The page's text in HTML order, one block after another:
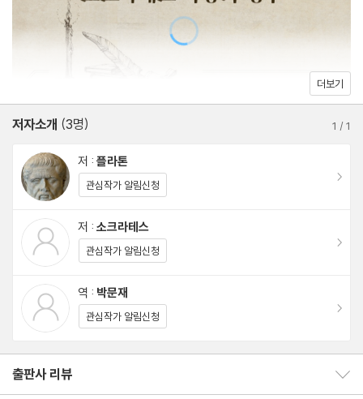
더보기
저자소개 (3명) 1 /1
저 : 플라톤
관심작가 알림신청
저 : 소크라테스
관심작가 알림신청
역 : 박문재
관심작가 알림신청
출판사 리뷰